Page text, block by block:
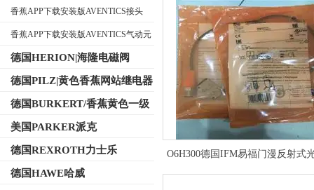
香蕉APP下载安装版AVENTICS接头
香蕉APP下载安装版AVENTICS气动元
德国HERION|海隆电磁阀
德国PILZ|黄色香蕉网站继电器
德国BURKERT/香蕉黄色一级
视频电磁阀
美国PARKER派克
德国REXROTH力士乐
德国HAWE哈威
O6H300德国IFM易福门漫反射式